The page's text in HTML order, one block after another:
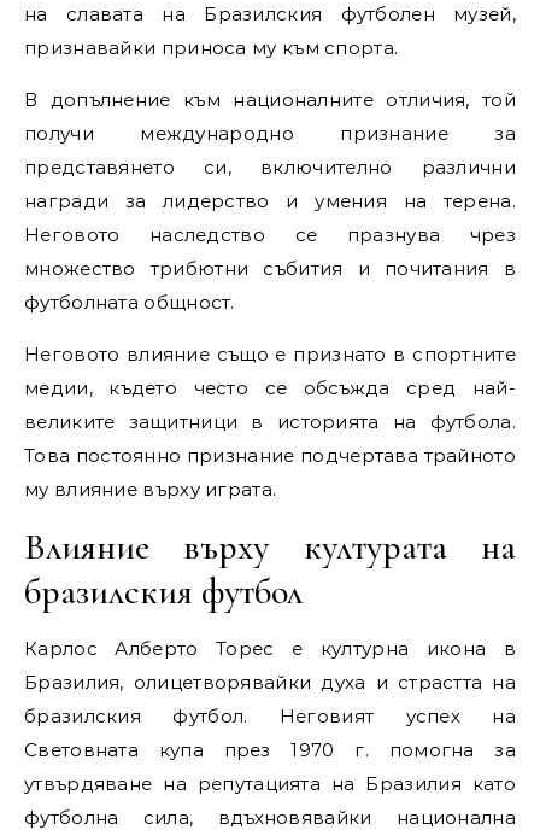
на славата на Бразилския футболен музей,
признавайки приноса му към спорта.
В допълнение към националните отличия, той
получи международно признание за
представянето си, включително различни
награди за лидерство и умения на терена.
Неговото наследство се празнува чрез
множество трибютни събития и почитания в
футболната общност.
Неговото влияние също е признато в спортните
медии, където често се обсъжда сред най-
великите защитници в историята на футбола.
Това постоянно признание подчертава трайното
му влияние върху играта.
Влияние върху културата на
бразилския футбол
Карлос Алберто Торес е културна икона в
Бразилия, олицетворявайки духа и страстта на
бразилския футбол. Неговият успех на
Световната купа през 1970 г. помогна за
утвърдяване на репутацията на Бразилия като
футболна сила, вдъхновявайки национална